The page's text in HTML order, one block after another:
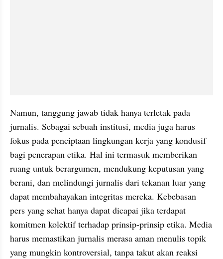
Namun, tanggung jawab tidak hanya terletak pada
jurnalis. Sebagai sebuah institusi, media juga harus
fokus pada penciptaan lingkungan kerja yang kondusif
bagi penerapan etika. Hal ini termasuk memberikan
ruang untuk berargumen, mendukung keputusan yang
berani, dan melindungi jurnalis dari tekanan luar yang
dapat membahayakan integritas mereka. Kebebasan
pers yang sehat hanya dapat dicapai jika terdapat
komitmen kolektif terhadap prinsip-prinsip etika. Media
harus memastikan jurnalis merasa aman menulis topik
yang mungkin kontroversial, tanpa takut akan reaksi